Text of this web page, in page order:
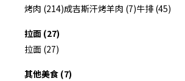
烤肉 (214)成吉斯汗烤羊肉 (7)牛排 (45)
拉面 (27)
拉面 (27)
其他美食 (7)